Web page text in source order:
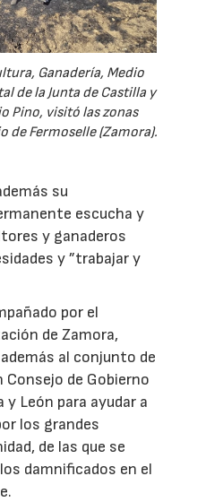
Ganadería, Medio
de la Junta de Castilla y
Pino, visitó las zonas
de Fermoselle (Zamora).
su
escucha y
y ganaderos
y ”trabajar y
por el
de Zamora,
al conjunto de
Consejo de Gobierno
y León para ayudar a
los grandes
de las que se
damnificados en el